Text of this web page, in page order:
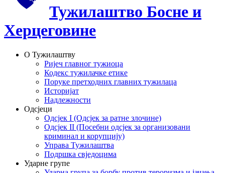
Тужилаштво Босне и
Херцеговине
О Тужилаштву
Ријеч главног тужиоца
Кодекс тужилачке етике
Поруке претходних главних тужилаца
Историјат
Надлежности
Одсјеци
Одсјек I (Одсјек за ратне злочине)
Одсјек II (Посебни одсјек за организовани
криминал и корупцију)
Управа Тужилаштва
Подршка свједоцима
Ударне групе